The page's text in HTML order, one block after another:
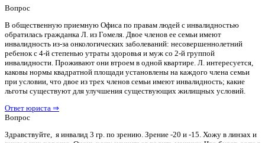
Вопрос
В общественную приемную Офиса по правам людей с инвалидностью
обратилась гражданка Л. из Гомеля. Двое членов ее семьи имеют
инвалидность из-за онкологических заболеваний: несовершеннолетний
ребенок с 4-й степенью утраты здоровья и муж со 2-й группой
инвалидности. Проживают они втроем в одной квартире. Л. интересуется,
каковы нормы квадратной площади установлены на каждого члена семьи
при условии, что двое из трех членов семьи имеют инвалидность; какие
льготы существуют для улучшения существующих жилищных условий.
Ответ юриста ⇒
Вопрос
Здравствуйте, я инвалид 3 гр. по зрению. Зрение -20 и -15. Хожу в линзах и